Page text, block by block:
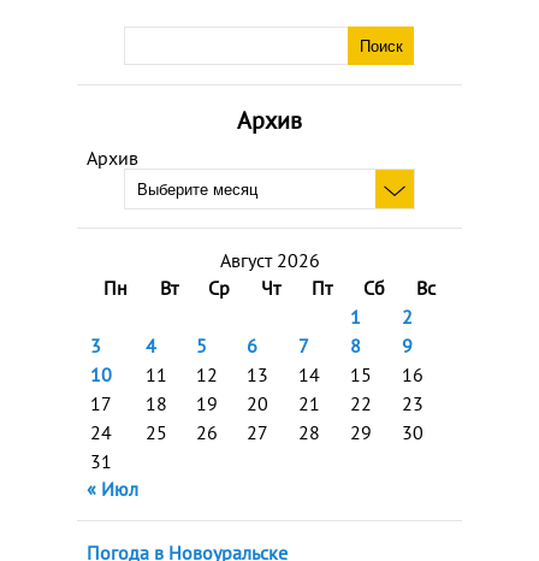
Архив
Архив
Август 2026
Пн
Вт Ср Чт Пт Сб
Вс
1
2
3
4 5 6 7 8
9
10
11 12 13 14 15
16
17
18 19 20 21 22
23
24
25 26 27 28 29
30
31
« Июл
Погода в Новоуральске